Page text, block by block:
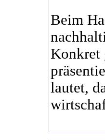
Beim
Konkret
lautet,